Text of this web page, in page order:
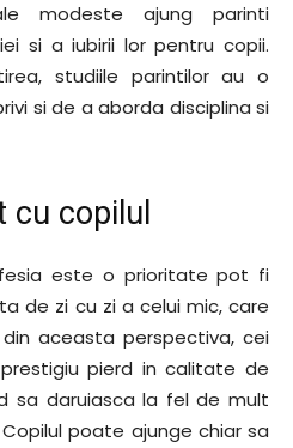
modeste ajung parinti
si a iubirii lor pentru copii.
studiile parintilor au o
si de a aborda disciplina si
cu copilul
este o prioritate pot fi
de zi cu zi a celui mic, care
aceasta perspectiva, cei
pierd in calitate de
sa daruiasca la fel de mult
poate ajunge chiar sa